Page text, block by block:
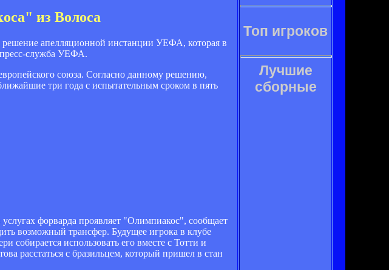
из Волоса
апелляционной инстанции УЕФА, которая в
пресс-служба УЕФА.
союза. Согласно данному решению,
три года с испытательным сроком в пять
форварда проявляет "Олимпиакос", сообщает
возможный трансфер. Будущее игрока в клубе
использовать его вместе с Тотти и
расстаться с бразильцем, который пришел в стан
Топ игроков
Лучшие
сборные